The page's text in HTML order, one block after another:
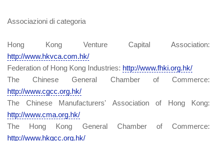
Associazioni di categoria
Hong Kong Venture Capital Association:
http://www.hkvca.com.hk/
Federation of Hong Kong Industries: http://www.fhki.org.hk/
The Chinese General Chamber of Commerce:
http://www.cgcc.org.hk/
The Chinese Manufacturers' Association of Hong Kong:
http://www.cma.org.hk/
The Hong Kong General Chamber of Commerce:
http://www.hkgcc.org.hk/